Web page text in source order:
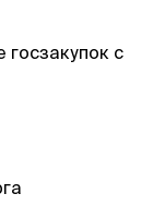
госзакупок с